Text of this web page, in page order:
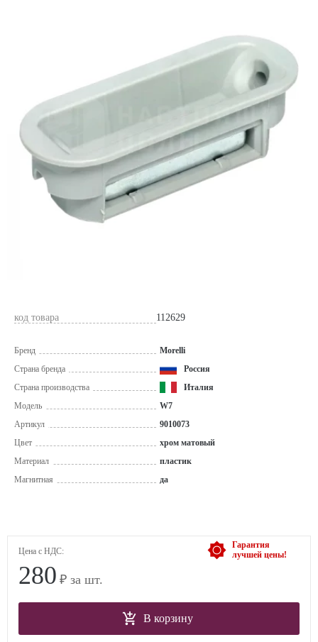
код товара 112629
Бренд
Morelli
Страна бренда
Россия
Страна производства
Италия
Модель
W7
Артикул
9010073
Цвет
хром матовый
Материал
пластик
Магнитная
да
Гарантия
лучшей цены!
Цена с НДС:
280 ₽ за шт.
В корзину